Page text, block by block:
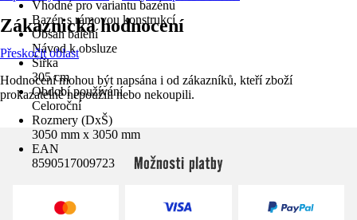
Vhodné pro variantu bazénu
Bazén s rámovou konstrukcí
Obsah balení
Návod k obsluze
Šířka
305 cm
Období používání
Celoroční
Rozmery (DxŠ)
3050 mm x 3050 mm
EAN
8590517009723
Zákaznická hodnocení
Přeskočit oblast
Hodnocení mohou být napsána i od zákazníků, kteří zboží
prokazatelně nepoužili nebo nekoupili.
Možnosti platby